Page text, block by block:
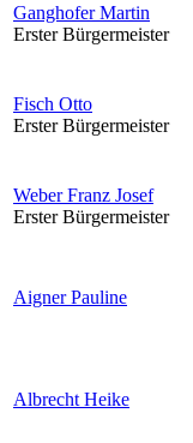
Ganghofer Martin
Erster Bürgermeister
Fisch Otto
Erster Bürgermeister
Weber Franz Josef
Erster Bürgermeister
Aigner Pauline
Albrecht Heike